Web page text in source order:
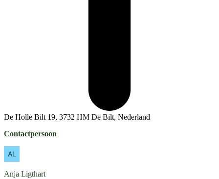
De Holle Bilt 19, 3732 HM De Bilt, Nederland
Contactpersoon
Anja Ligthart